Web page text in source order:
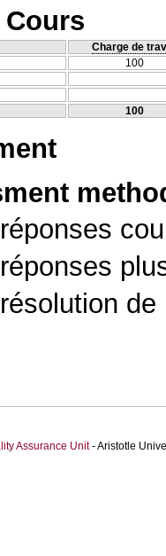
Charge de
100
100
de
Assurance Unit- Aristotle